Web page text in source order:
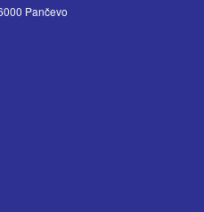
Pančevo